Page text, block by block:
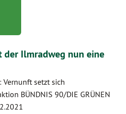
Ilmradweg nun eine
Vernunft setzt sich
BÜNDNIS 90/DIE GRÜNEN